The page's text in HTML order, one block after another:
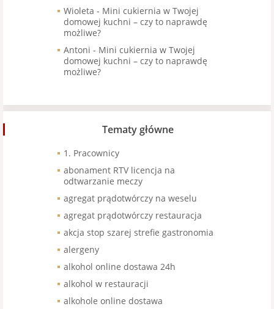
Wioleta - Mini cukiernia w Twojej
domowej kuchni – czy to naprawdę
możliwe?
Antoni - Mini cukiernia w Twojej
domowej kuchni – czy to naprawdę
możliwe?
Tematy główne
1. Pracownicy
abonament RTV licencja na
odtwarzanie meczy
agregat prądotwórczy na weselu
agregat prądotwórczy restauracja
akcja stop szarej strefie gastronomia
alergeny
alkohol online dostawa 24h
alkohol w restauracji
alkohole online dostawa